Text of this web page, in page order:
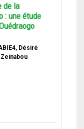
de la
: une étude
Désiré
Zeinabou